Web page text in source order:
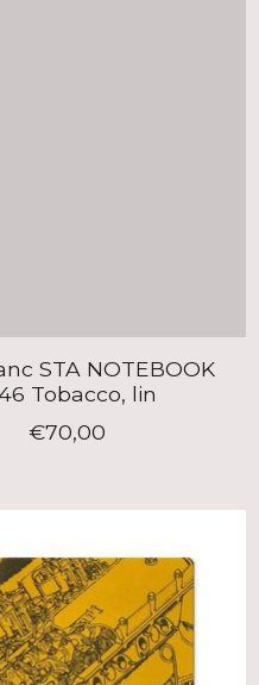
STA NOTEBOOK
Tobacco, lin
€70,00